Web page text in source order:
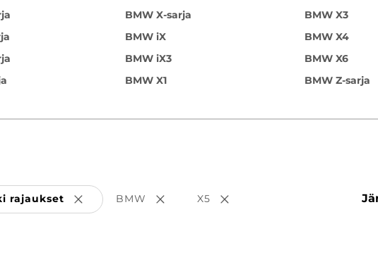
BMW X-sarja
BMW iX
BMW iX3
BMW X1
BMW X3
BMW X4
BMW X6
BMW Z-sarja
rajaukset Poista valinta
BMW Poista valinta
X5 Poista valinta